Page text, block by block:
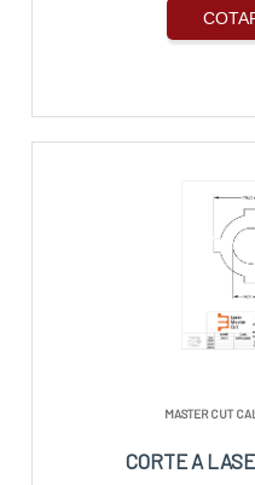
MASTER CUT
CORTE A